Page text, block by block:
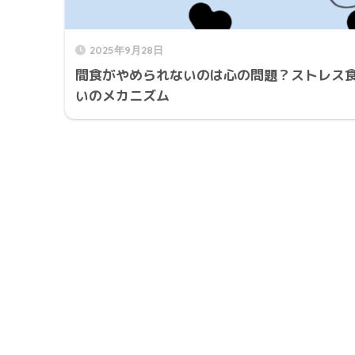
2025年9月28日
間食がやめられないのは心の問題？ストレス
いのメカニズム